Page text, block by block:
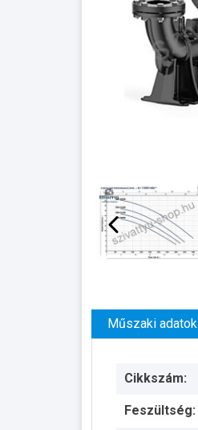
Műszaki adatok
Cikkszám:
Feszültség: